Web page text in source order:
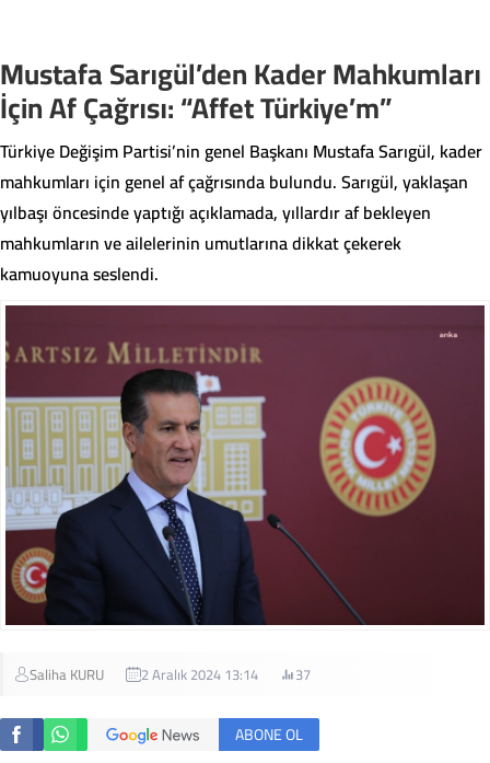
Mustafa Sarıgül’den Kader Mahkumları
İçin Af Çağrısı: “Affet Türkiye’m”
Türkiye Değişim Partisi’nin genel Başkanı Mustafa Sarıgül, kader
mahkumları için genel af çağrısında bulundu. Sarıgül, yaklaşan
yılbaşı öncesinde yaptığı açıklamada, yıllardır af bekleyen
mahkumların ve ailelerinin umutlarına dikkat çekerek
kamuoyuna seslendi.
Saliha KURU 2 Aralık 2024 13:14 37
ABONE OL